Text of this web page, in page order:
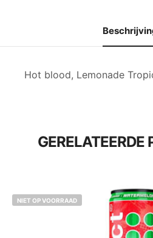
Hot blood, Lemonade
GERELATEERDE
NIET OP VOORRAAD